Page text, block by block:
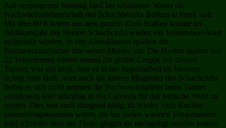
Am vergangenen Sonntag fand bei schönstem Wetter die
Nachwuchsmeisterschaft des Schachbezirks Borken in Heek statt.
Mit über 60 Kindern aus dem ganzen Kreis Borken konnte im
Jubiläumsjahr des Heeker Schachclubs wieder ein Teilnehmerrekord
aufgestellt werden. In vier Altersklassen spielten die
Nachwuchsschächer ihre neuen Meister aus. Die Heeker stellten mit
22 Teilnehmern wieder einmal die größte Gruppe bei diesem
Turnier, was gut zeigt, dass es in der Jugendarbeit im Moment
richtig rund läuft. Aber auch die älteren Mitglieder des Schachclubs
ließen es sich nicht nehmen die Nachwuchsspieler beim Turnier
anzufeuern oder tatkräftig in der Cafeteria für das leibliche Wohl zu
sorgen. Dies war auch dringend nötig, da wieder viele Kuchen
zusammengekommen waren, die bei diesen warmen Temperaturen
bald schneller über die Theke gingen als nachgelegt werden konnte.